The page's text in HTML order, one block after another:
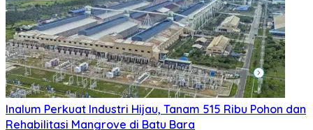
Inalum Perkuat Industri Hijau, Tanam 515 Ribu Pohon dan
Rehabilitasi Mangrove di Batu Bara